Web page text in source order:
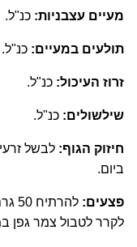
מעיים עצבניות: כנ"ל.
תולעים במעיים: כנ"ל.
זרוז העיכול: כנ"ל.
שילשולים: כנ"ל.
חיזוק הגוף: לבשל
ביום.
פצעים:
לקרר לטבול צמר גפן